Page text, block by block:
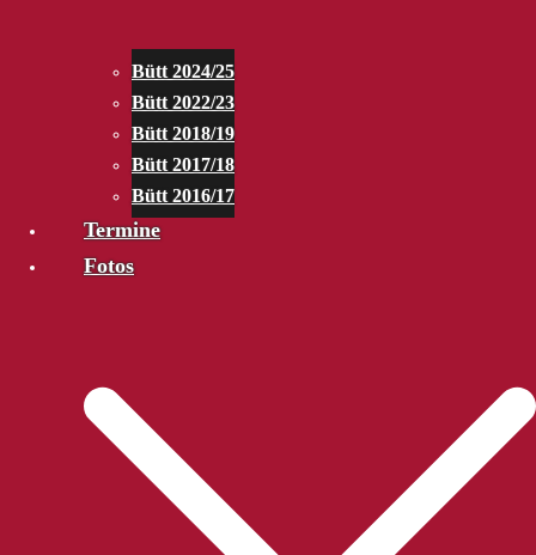
Bütt 2024/25
Bütt 2022/23
Bütt 2018/19
Bütt 2017/18
Bütt 2016/17
Termine
Fotos